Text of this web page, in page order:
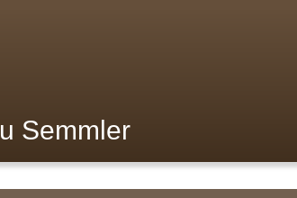
Semmler